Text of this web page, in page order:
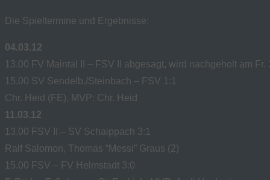
Die Spieltermine und Ergebnisse:
04.03.12
13.00 FV Maintal II – FSV II abgesagt, wird nachgeholt am
15.00 SV Sendelb./Steinbach – FSV 1:1
Chr. Heid (FE), MVP: Chr. Heid
11.03.12
13.00 FSV II – SV Schaippach 3:1
Ralf Salomon, Thomas “Messi” Graus (2)
15.00 FSV – FV Helmstadt 3:0